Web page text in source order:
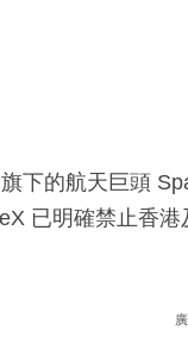
下的航天巨頭
已明確禁止香